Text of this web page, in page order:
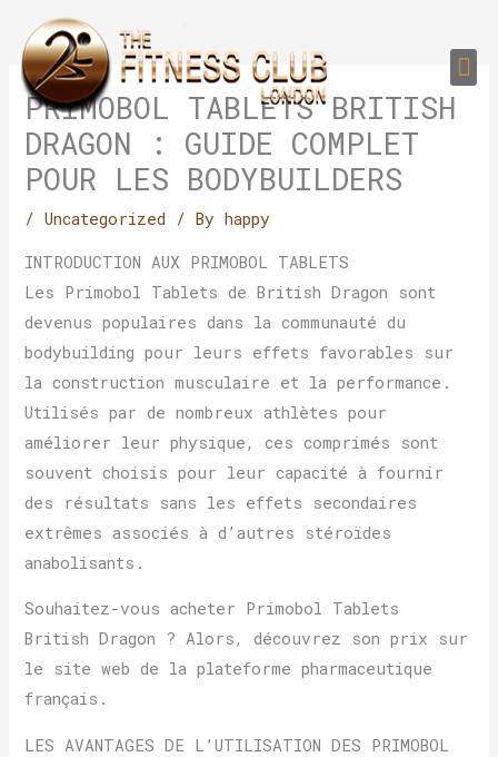
content
PRIMOBOL TABLETS BRITISH
DRAGON : GUIDE COMPLET
POUR LES BODYBUILDERS
/Uncategorized / Byhappy
INTRODUCTION AUX PRIMOBOL TABLETS
Les Primobol Tablets de British Dragon sont
devenus populaires dans la communauté du
bodybuilding pour leurs effets favorables sur
la construction musculaire et la performance.
Utilisés par de nombreux athlètes pour
améliorer leur physique, ces comprimés sont
souvent choisis pour leur capacité à fournir
des résultats sans les effets secondaires
extrêmes associés à d’autres stéroïdes
anabolisants.
Souhaitez-vous acheter Primobol Tablets
British Dragon ? Alors, découvrez son prix sur
le site web de la plateforme pharmaceutique
français.
LES AVANTAGES DE L’UTILISATION DES PRIMOBOL